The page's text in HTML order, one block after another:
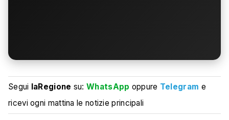
Segui laRegione su:WhatsApp oppure Telegram e
ricevi ogni mattina le notizie principali